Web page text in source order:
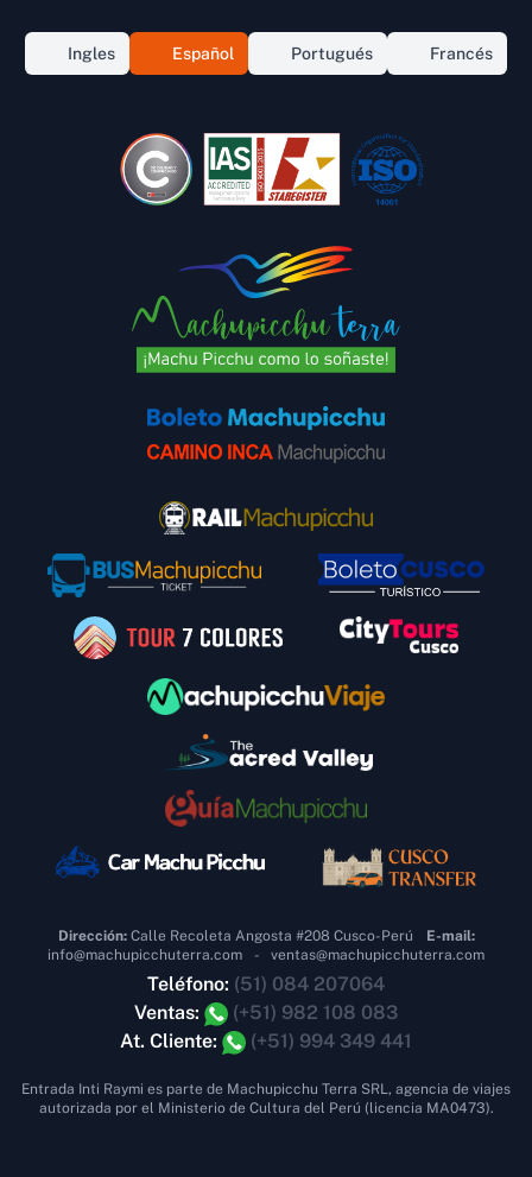
Ingles Español Portugués Francés
Dirección:Calle Recoleta Angosta #208 Cusco-Perú
E-mail:
info@machupicchuterra.com
- ventas@machupicchuterra.com
Teléfono: (51) 084 207064
Ventas:
(+51) 982 108 083
At. Cliente:
(+51) 994 349 441
Entrada Inti Raymi es parte de Machupicchu Terra SRL, agencia de viajes
autorizada por el Ministerio de Cultura del Perú (licencia MA0473).